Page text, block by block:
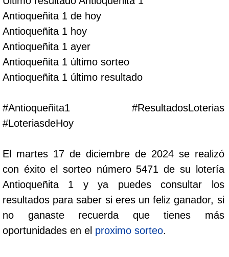
Astro Luna
Cafeterito Tarde
Cafeterito Noche
Caribeña Noche
Chontico Día
Chontico Noche
Culona día
Antioqueñita 1 de hoy
Antioqueñita 1 hoy
Antioqueñita 1 ayer
Antioqueñita 1 último sorteo
Antioqueñita 1 último resultado
#Antioqueñita1 #ResultadosLoterias
#LoteriasdeHoy
El martes 17 de diciembre de 2024 se realizó
con éxito el sorteo número 5471 de su lotería
Antioqueñita 1 y ya puedes consultar los
resultados para saber si eres un feliz ganador, si
no ganaste recuerda que tienes más
oportunidades en el proximo sorteo.